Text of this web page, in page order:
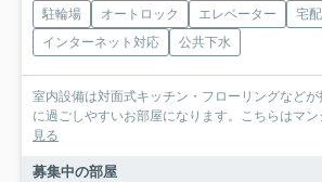
駐輪場 オートロック エレベーター
宅
インターネット対応
公共下水
室内設備は対面式キッチン・フローリングなど
に過ごしやすいお部屋になります。こちらはマ
見る
募集中の部屋